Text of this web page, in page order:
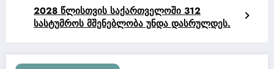
2028 წლისთვის საქართველოში 312
სასტუმროს მშენებლობა უნდა დასრულდეს.